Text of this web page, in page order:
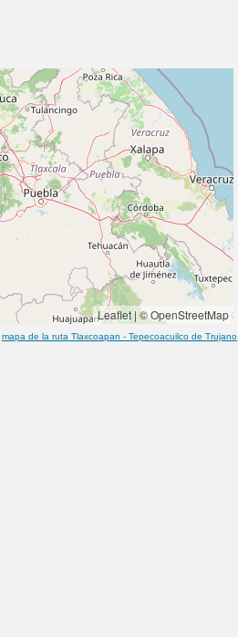
Leaflet| © OpenStreetMap
mapa de la ruta Tlaxcoapan - Tepecoacuilco de Trujano